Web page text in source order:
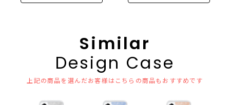
Similar
Design Case
上記の商品を選んだお客様はこちらの商品もおすすめです